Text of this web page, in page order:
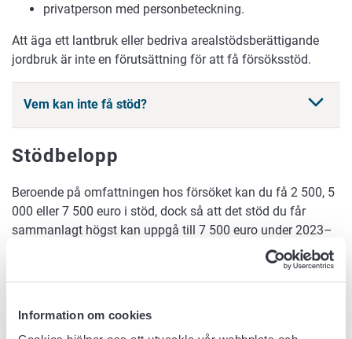
Information om cookies
privatperson med personbeteckning.
Att äga ett lantbruk eller bedriva arealstödsberättigande
jordbruk är inte en förutsättning för att få försöksstöd.
Vem kan inte få stöd?
Stödbelopp
Beroende på omfattningen hos försöket kan du få 2 500, 5
000 eller 7 500 euro i stöd, dock så att det stöd du får
sammanlagt högst kan uppgå till 7 500 euro under 2023–
Stödet betalas i en rat efter att du i sin helhet har
(standardiserad engångsersättning).